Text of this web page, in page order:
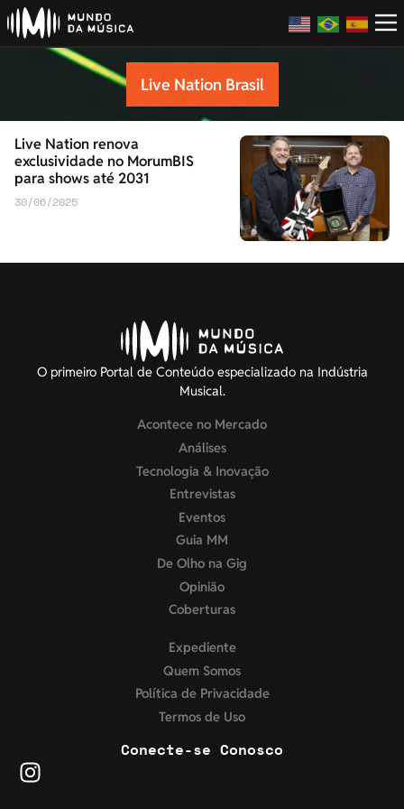
Live Nation Brasil
Live Nation renova
exclusividade no MorumBIS
para shows até 2031
30/06/2025
O primeiro Portal de Conteúdo especializado na Indústria
Musical.
Acontece no Mercado
Análises
Tecnologia & Inovação
Entrevistas
Eventos
Guia MM
De Olho na Gig
Opinião
Coberturas
Expediente
Quem Somos
Política de Privacidade
Termos de Uso
Conecte-se Conosco